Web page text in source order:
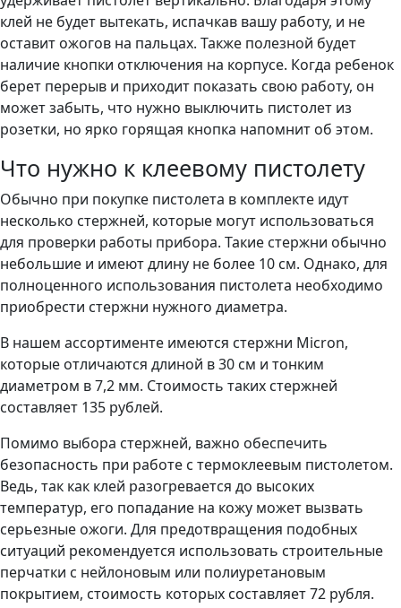
клей не будет вытекать, испачкав вашу работу, и не
оставит ожогов на пальцах. Также полезной будет
наличие кнопки отключения на корпусе. Когда ребенок
берет перерыв и приходит показать свою работу, он
может забыть, что нужно выключить пистолет из
розетки, но ярко горящая кнопка напомнит об этом.
Что нужно к клеевому пистолету
Обычно при покупке пистолета в комплекте идут
несколько стержней, которые могут использоваться
для проверки работы прибора. Такие стержни обычно
небольшие и имеют длину не более 10 см. Однако, для
полноценного использования пистолета необходимо
приобрести стержни нужного диаметра.
В нашем ассортименте имеются стержни Micron,
которые отличаются длиной в 30 см и тонким
диаметром в 7,2 мм. Стоимость таких стержней
составляет 135 рублей.
Помимо выбора стержней, важно обеспечить
безопасность при работе с термоклеевым пистолетом.
Ведь, так как клей разогревается до высоких
температур, его попадание на кожу может вызвать
серьезные ожоги. Для предотвращения подобных
ситуаций рекомендуется использовать строительные
перчатки с нейлоновым или полиуретановым
покрытием, стоимость которых составляет 72 рубля.